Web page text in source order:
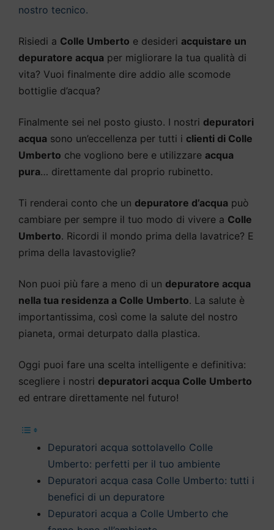
nostro tecnico.
Risiedi a Colle Umberto e desideri acquistare un
depuratore acqua per migliorare la tua qualità di
vita? Vuoi finalmente dire addio alle scomode
bottiglie d’acqua?
Finalmente sei nel posto giusto. I nostri depuratori
acqua sono un’eccellenza per tutti i clienti di Colle
Umberto che vogliono bere e utilizzare acqua
pura… direttamente dal proprio rubinetto.
Ti renderai conto che un depuratore d’acqua può
cambiare per sempre il tuo modo di vivere a Colle
Umberto. Ricordi il mondo prima della lavatrice? E
prima della lavastoviglie?
Non puoi più fare a meno di un depuratore acqua
nella tua residenza a Colle Umberto. La salute è
importantissima, così come la salute del nostro
pianeta, ormai deturpato dalla plastica.
Oggi puoi fare una scelta intelligente e definitiva:
scegliere i nostri depuratori acqua Colle Umberto
ed entrare direttamente nel futuro!
Depuratori acqua sottolavello Colle
Umberto: perfetti per il tuo ambiente
Depuratori acqua casa Colle Umberto: tutti i
benefici di un depuratore
Depuratori acqua a Colle Umberto che